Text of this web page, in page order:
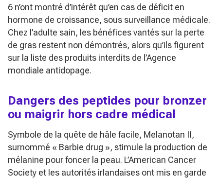
6 n’ont montré d’intérêt qu’en cas de déficit en
hormone de croissance, sous surveillance médicale.
Chez l’adulte sain, les bénéfices vantés sur la perte
de gras restent non démontrés, alors qu’ils figurent
sur la liste des produits interdits de l’Agence
mondiale antidopage.
Dangers des peptides pour bronzer
ou maigrir hors cadre médical
Symbole de la quête de hâle facile, Melanotan II,
surnommé « Barbie drug », stimule la production de
mélanine pour foncer la peau. L’American Cancer
Society et les autorités irlandaises ont mis en garde